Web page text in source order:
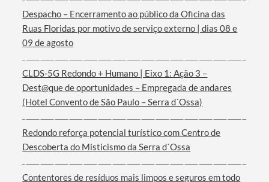
Categorias gerais
Despacho – Encerramento ao público da Oficina das
Ruas Floridas por motivo de serviço externo | dias 08 e
09 de agosto
CLDS-5G Redondo + Humano | Eixo 1: Ação 3 –
Dest@que de oportunidades – Empregada de andares
(Hotel Convento de São Paulo – Serra d´Ossa)
Redondo reforça potencial turístico com Centro de
Descoberta do Misticismo da Serra d´Ossa
Contentores de resíduos mais limpos e seguros em todo